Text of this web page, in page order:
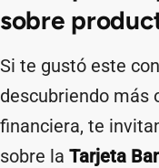
sobre
Si te gustó este
descubriendo más
financiera, te
sobre la Tarjeta